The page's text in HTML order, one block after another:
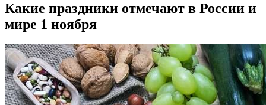
Какие праздники отмечают в России и
мире 1 ноября